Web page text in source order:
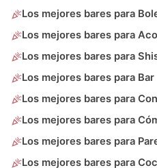
Los mejores bares para
Los mejores bares para
Los mejores bares para
Los mejores bares para
Los mejores bares para
Los mejores bares para
Los mejores bares para
Los mejores bares para